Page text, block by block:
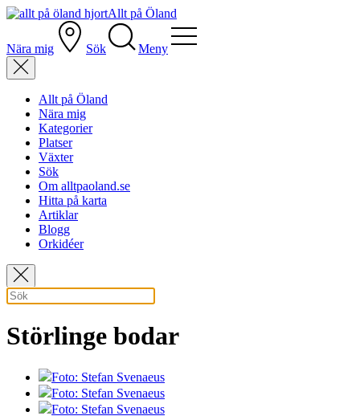
Allt på Öland
Nära mig Sök Meny
Allt på Öland
Nära mig
Kategorier
Platser
Växter
Sök
Om alltpaoland.se
Hitta på karta
Artiklar
Blogg
Orkidéer
Störlinge bodar
Foto: Stefan Svenaeus
Foto: Stefan Svenaeus
Foto: Stefan Svenaeus